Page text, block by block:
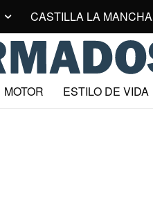
CASTILLA LA MANCHA
MOTOR ESTILO DE VIDA